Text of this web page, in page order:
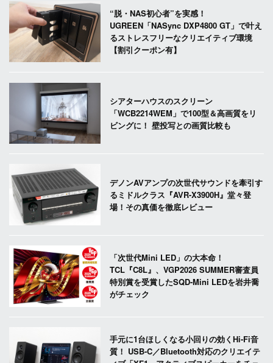
“脱・NAS初心者”を実感！
UGREEN「NASync DXP4800 GT」で叶え
るストレスフリーなクリエイティブ環境
【割引クーポン有】
シアターハウスのスクリーン
「WCB2214WEM」で100型＆高画質をリ
ビングに！ 壁投写との画質比較も
デノンAVアンプの次世代サウンドを牽引す
るミドルクラス『AVR-X3900H』堂々登
場！その真価を徹底レビュー
「次世代Mini LED」の大本命！
TCL『C8L』、VGP2026 SUMMER審査員
特別賞を受賞したSQD-Mini LEDを岩井喬
がチェック
手元に1台ほしくなる小回りの効くHi-Fi音
質！ USB-C／Bluetooth対応のクリエイテ